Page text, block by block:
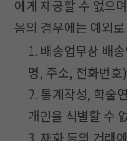
에게 제공할 수 없으
음의 경우에는 예외
1. 배송업무상 배
명, 주소, 전화번
2. 통계작성, 학술
개인을 식별할 수
3. 재화 등의 거래